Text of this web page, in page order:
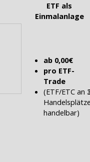
ETF als
Einmalanlage
ab 0,00€
pro ETF-
Trade
(ETF/ETC an
handelbar)